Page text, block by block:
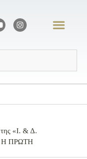
«Ι. & Δ.
Η ΠΡΩΤΗ